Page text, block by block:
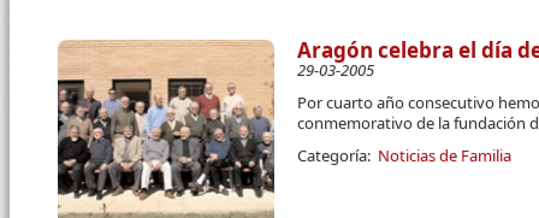
Aragón celebra el día
29-03-2005
Por cuarto año consecutivo
conmemorativo de la fundación
Categoría: Noticias de Familia